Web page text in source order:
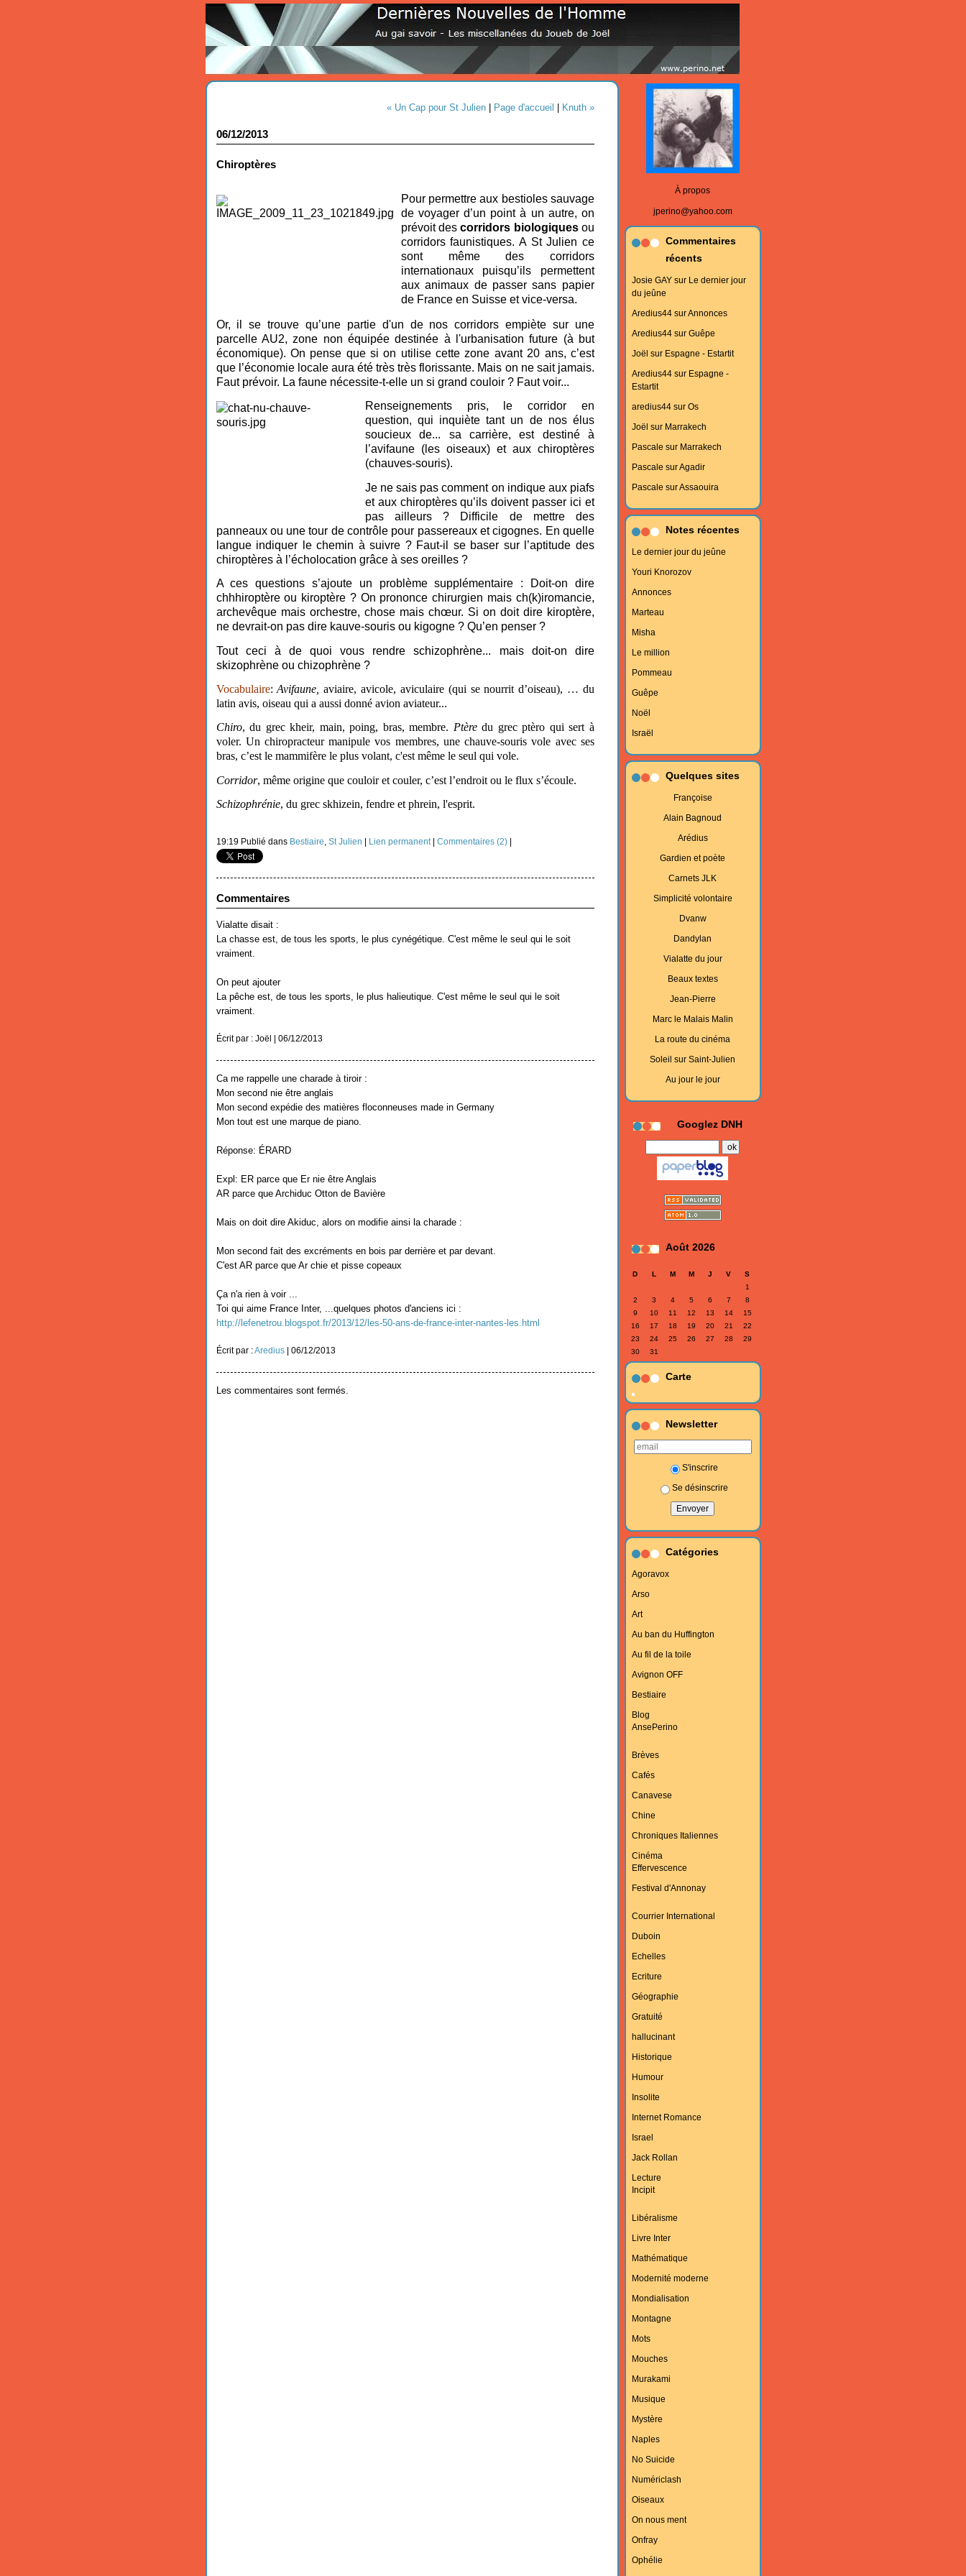
À propos
jperino@yahoo.com
Commentaires
récents
Josie GAYsur Le dernier jour
du jeûne
Aredius44surAnnonces
Aredius44sur Guêpe
Joël sur Espagne - Estartit
Aredius44sur Espagne -
Estartit
aredius44sur Os
Joël sur Marrakech
Pascale sur Marrakech
Pascale surAgadir
Pascale surAssaouira
Notes récentes
Le dernier jour du jeûne
Youri Knorozov
Annonces
Marteau
Misha
Le million
Pommeau
Guêpe
Noël
Israël
Quelques sites
Françoise
Alain Bagnoud
Arédius
Gardien et poète
Carnets JLK
Simplicité volontaire
Dvanw
Dandylan
Vialatte du jour
Beaux textes
Jean-Pierre
Marc le Malais Malin
La route du cinéma
Soleil sur Saint-Julien
Au jour le jour
Googlez DNH
Août 2026
D L M M J V
S
1
2
3 4 5 6 7
8
9
10 11 12 13 14
15
16
17 18 19 20 21
22
23
24 25 26 27 28
29
30
31
Carte
Newsletter
S'inscrire
Se désinscrire
Catégories
Agoravox
Arso
Art
Au ban du Huffington
Au fil de la toile
Avignon OFF
Bestiaire
Blog
AnsePerino
Brèves
Cafés
Canavese
Chine
Chroniques Italiennes
Cinéma
Effervescence
Festival d'Annonay
Courrier International
Duboin
Echelles
Ecriture
Géographie
Gratuité
hallucinant
Historique
Humour
Insolite
Internet Romance
Israel
Jack Rollan
Lecture
Incipit
Libéralisme
Livre Inter
Mathématique
Modernité moderne
Mondialisation
Montagne
Mots
Mouches
Murakami
Musique
Mystère
Naples
No Suicide
Numériclash
Oiseaux
On nous ment
Onfray
Ophélie
« Un Cap pour St Julien| Page d'accueil Knuth »
06/12/2013
Chiroptères
Pour permettre aux bestioles sauvage
de voyager d’un point à un autre, on
prévoit descorridors biologiquesou
corridors faunistiques. A St Julien ce
sont même des corridors
internationaux puisqu’ils permettent
aux animaux de passer sans papier
de France en Suisse et vice-versa.
Or, il se trouve qu’une partie d'un de nos corridors empiète sur une
parcelle AU2, zone non équipée destinée à l'urbanisation future (à but
économique). On pense que si on utilise cette zone avant 20 ans, c’est
que l’économie locale aura été très très florissante. Mais on ne sait jamais.
Faut prévoir. La faune nécessite-t-elle un si grand couloir ? Faut voir...
Renseignements pris, le corridor en
question, qui inquiète tant un de nos élus
soucieux de... sa carrière, est destiné à
l’avifaune (les oiseaux) et aux chiroptères
(chauves-souris).
Je ne sais pas comment on indique aux piafs
et aux chiroptères qu’ils doivent passer ici et
pas ailleurs ? Difficile de mettre des
panneaux ou une tour de contrôle pour passereaux et cigognes. En quelle
langue indiquer le chemin à suivre ? Faut-il se baser sur l’aptitude des
chiroptères à l’écholocation grâce à ses oreilles ?
A ces questions s’ajoute un problème supplémentaire : Doit-on dire
chhhiroptère ou kiroptère ? On prononce chirurgien mais ch(k)iromancie,
archevêque mais orchestre, chose mais chœur. Si on doit dire kiroptère,
ne devrait-on pas dire kauve-souris ou kigogne ? Qu’en penser ?
Tout ceci à de quoi vous rendre schizophrène... mais doit-on dire
skizophrène ou chizophrène ?
Vocabulaire:Avifaune,aviaire, avicole, aviculaire (qui se nourrit d’oiseau), … du
latin avis, oiseau qui a aussi donné avion aviateur...
Chiro, du grec kheir, main, poing, bras, membre. Ptèredu grec ptèro qui sert à
voler. Un chiropracteur manipule vos membres, une chauve-souris vole avec ses
bras, c’est le mammifère le plus volant, c'est même le seul qui vole.
Corridor, même origine que couloir et couler, c’est l’endroit ou le flux s’écoule.
Schizophrénie, du grec skhizein, fendre et phrein, l'esprit.
19:19 Publié dans Bestiaire St Julien | Lien permanent| Commentaires (2)|
Commentaires
Vialatte disait :
La chasse est, de tous les sports, le plus cynégétique. C'est même le seul qui le soit
vraiment.
On peut ajouter
La pêche est, de tous les sports, le plus halieutique. C'est même le seul qui le soit
vraiment.
Écrit par : Joël | 06/12/2013
Ca me rappelle une charade à tiroir :
Mon second nie être anglais
Mon second expédie des matières floconneuses made in Germany
Mon tout est une marque de piano.
Réponse: ÉRARD
Expl: ER parce que Er nie être Anglais
AR parce que Archiduc Otton de Bavière
Mais on doit dire Akiduc, alors on modifie ainsi la charade :
Mon second fait des excréments en bois par derrière et par devant.
C'est AR parce que Ar chie et pisse copeaux
Ça n'a rien à voir ...
Toi qui aime France Inter, ...quelques photos d'anciens ici :
http://lefenetrou.blogspot.fr/2013/12/les-50-ans-de-france-inter-nantes-les.html
Écrit par :Aredius| 06/12/2013
Les commentaires sont fermés.